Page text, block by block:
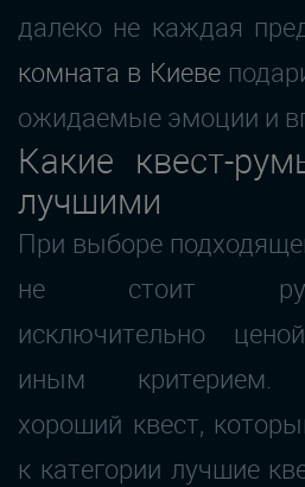
далеко не каждая
комната в Киеве
ожидаемые эмоции и
Какие квест-
лучшими
При выборе
не стоит
исключительно
иным критерием.
хороший квест,
к категории лучшие